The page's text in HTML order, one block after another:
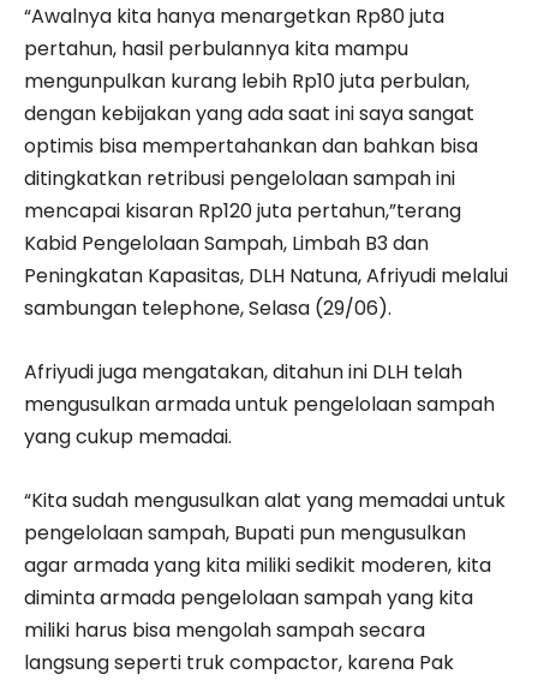
“Awalnya kita hanya menargetkan Rp80 juta
pertahun, hasil perbulannya kita mampu
mengunpulkan kurang lebih Rp10 juta perbulan,
dengan kebijakan yang ada saat ini saya sangat
optimis bisa mempertahankan dan bahkan bisa
ditingkatkan retribusi pengelolaan sampah ini
mencapai kisaran Rp120 juta pertahun,”terang
Kabid Pengelolaan Sampah, Limbah B3 dan
Peningkatan Kapasitas, DLH Natuna, Afriyudi melalui
sambungan telephone, Selasa (29/06).
Afriyudi juga mengatakan, ditahun ini DLH telah
mengusulkan armada untuk pengelolaan sampah
yang cukup memadai.
“Kita sudah mengusulkan alat yang memadai untuk
pengelolaan sampah, Bupati pun mengusulkan
agar armada yang kita miliki sedikit moderen, kita
diminta armada pengelolaan sampah yang kita
miliki harus bisa mengolah sampah secara
langsung seperti truk compactor, karena Pak